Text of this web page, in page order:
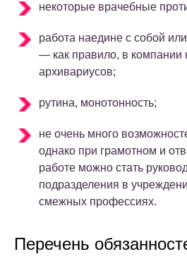
некоторые врачебные
работа наедине с собой
— как правило, в компании
архивариусов;
рутина, монотонность;
не очень много
однако при грамотном и
работе можно стать
подразделения в
смежных профессиях.
Перечень